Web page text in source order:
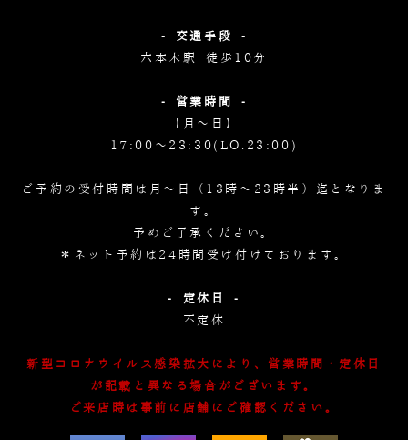
- 交通手段 -
六本木駅 徒歩10分
- 営業時間 -
【月～日】
17:00～23:30(LO.23:00)
ご予約の受付時間は月～日（13時～23時半）迄となりま
す。
予めご了承ください。
＊ネット予約は24時間受け付けております。
- 定休日 -
不定休
新型コロナウイルス感染拡大により、営業時間・定休日
が記載と異なる場合がございます。
ご来店時は事前に店舗にご確認ください。